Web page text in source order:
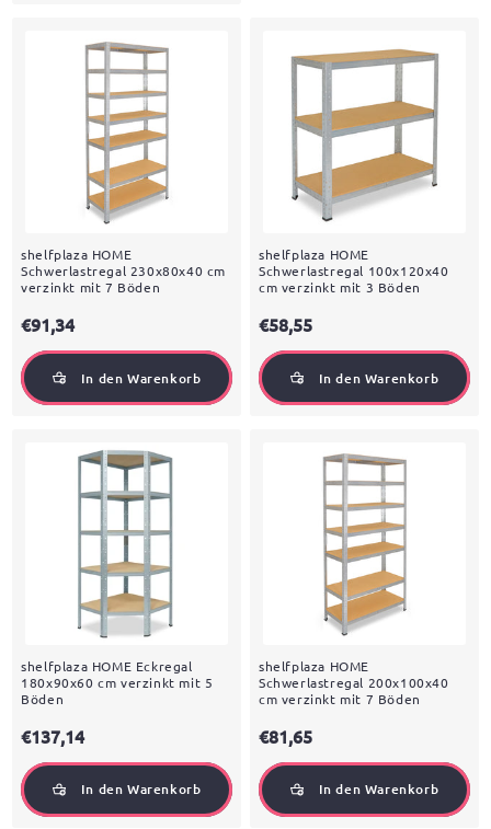
shelfplaza HOME
Schwerlastregal 230x80x40 cm
verzinkt mit 7 Böden
€91,34
In den Warenkorb
shelfplaza HOME
Schwerlastregal 100x120x40
cm verzinkt mit 3 Böden
€58,55
In den Warenkorb
shelfplaza HOME Eckregal
180x90x60 cm verzinkt mit 5
Böden
€137,14
In den Warenkorb
shelfplaza HOME
Schwerlastregal 200x100x40
cm verzinkt mit 7 Böden
€81,65
In den Warenkorb